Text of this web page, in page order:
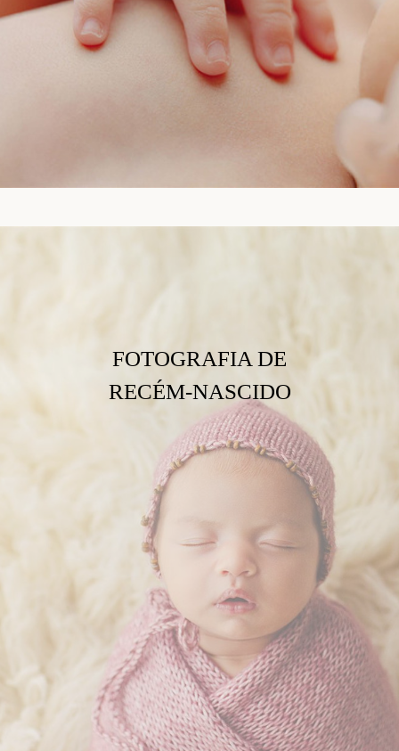
FOTOGRAFIA DE
RECÉM-NASCIDO